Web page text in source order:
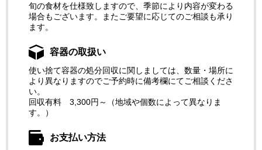
旬の食材を仕様致しますので、季節により内容が変わる
場合もございます。またご要望に応じてのご相談も承り
ます。
容器の取扱い
使い捨て容器の処分回収に関しましては、数量・場所に
より異なりますのでご予約時に備考欄にてご相談くださ
い。
回収有料 3,300円～（地域や個数によって異なりま
す。）
お支払い方法